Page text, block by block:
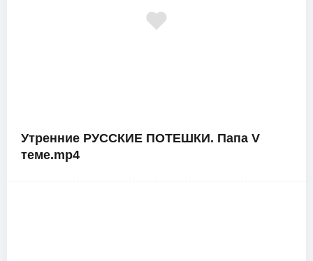
Утренние РУССКИЕ ПОТЕШКИ. Папа V
теме.mp4